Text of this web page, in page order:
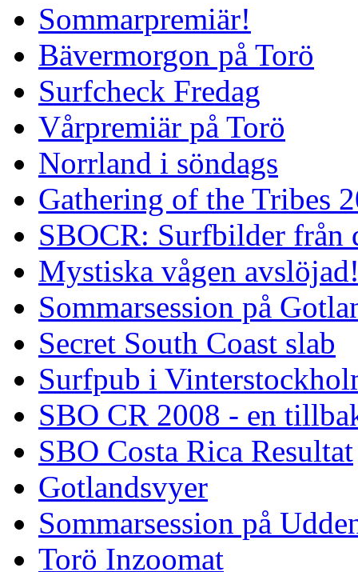
Sommarpremiär!
Bävermorgon på Torö
Surfcheck Fredag
Vårpremiär på Torö
Norrland i söndags
Gathering of the Tribes
SBOCR: Surfbilder från
Mystiska vågen
Sommarsession på
Secret South Coast slab
Surfpub i
SBO CR 2008 - en
SBO Costa Rica Resultat
Gotlandsvyer
Sommarsession på
Torö Inzoomat